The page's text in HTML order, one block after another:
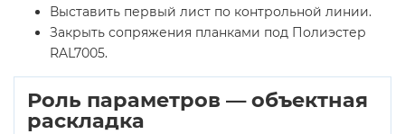
Выставить первый лист по контрольной линии.
Закрыть сопряжения планками под Полиэстер
RAL7005.
Роль параметров — объектная
раскладка